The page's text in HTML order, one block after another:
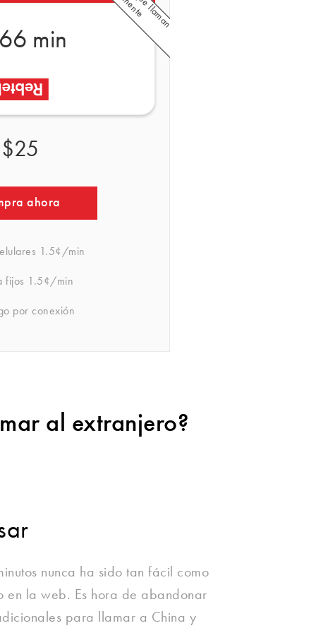
min
$25
ahora
1.5¢/min
fijos 1.5¢/min
por conexión
al extranjero?
nunca ha sido tan fácil como
en la web. Es hora de abandonar
para llamar a China y